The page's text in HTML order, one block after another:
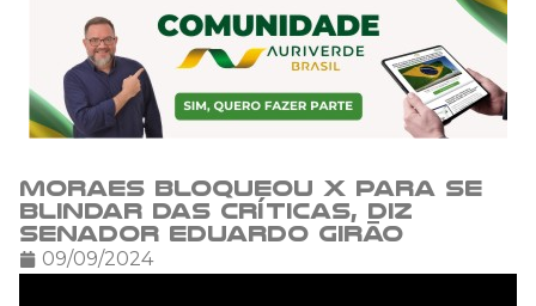
Moraes bloqueou X para se
blindar das críticas, diz
senador Eduardo Girão
09/09/2024